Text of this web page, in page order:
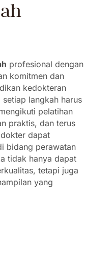
profesional dengan
komitmen dan
kedokteran
langkah harus
pelatihan
praktis, dan terus
dapat
bidang perawatan
tidak hanya dapat
tetapi juga
yang